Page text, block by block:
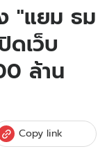
"แยม ธม
เว็บ
ล้าน
Copy link